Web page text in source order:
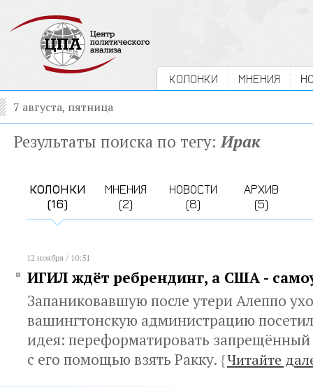
КОЛОНКИ МНЕНИЯ
7 августа, пятница
Результаты поиска по тегу:Ирак
КОЛОНКИ
(16)
МНЕНИЯ
(2)
НОВОСТИ
(8)
АРХИВ
(5)
12 ноября / 10:51
ИГИЛ ждёт ребрендинг, а США -
Запаниковавшую после утери Алеппо
вашингтонскую администрацию
идея: переформатировать
с его помощью взять Ракку. {Читайте